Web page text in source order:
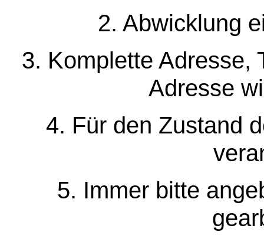
2. Abwicklung
3. Komplette Adresse,
Adresse
4. Für den Zustand
5. Immer bitte